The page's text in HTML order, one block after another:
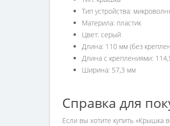
Тип устройства:
Материла: пластик
Цвет: серый
Длина: 110 мм (без
Длина с креплениями:
Ширина: 57,3 мм
Справка для
Если вы хотите купить «Крышка